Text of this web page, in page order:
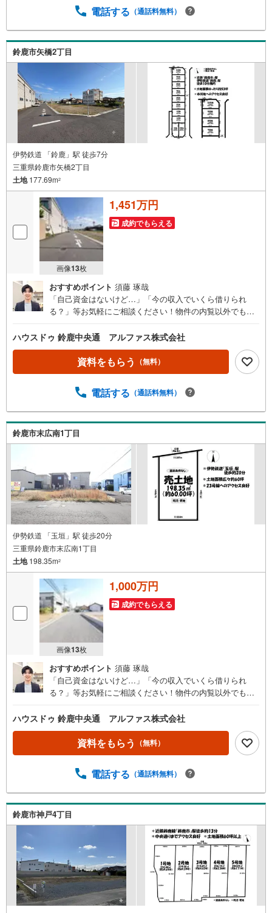
電話する （通話料無料）
鈴鹿市矢橋2丁目
伊勢鉄道 「鈴鹿」駅 徒歩7分
三重県鈴鹿市矢橋2丁目
土地177.69m2
画像13枚
1,451万円
成約でもらえる
おすすめポイント 須藤 琢哉
「自己資金はないけど…」「今の収入でいくら借りられ
る？」等お気軽にご相談ください！物件の内覧以外でも、
みなどもご相談承ります。
ハウスドゥ 鈴鹿中央通 アルファス株式会社
資料をもらう （無料）
電話する （通話料無料）
鈴鹿市末広南1丁目
伊勢鉄道 「玉垣」駅 徒歩20分
三重県鈴鹿市末広南1丁目
土地198.35m2
画像13枚
1,000万円
成約でもらえる
おすすめポイント 須藤 琢哉
「自己資金はないけど…」「今の収入でいくら借りられ
る？」等お気軽にご相談ください！物件の内覧以外でも、
みなどもご相談承ります。
ハウスドゥ 鈴鹿中央通 アルファス株式会社
資料をもらう （無料）
電話する （通話料無料）
鈴鹿市神戸4丁目